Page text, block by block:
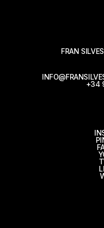
FRAN
+34